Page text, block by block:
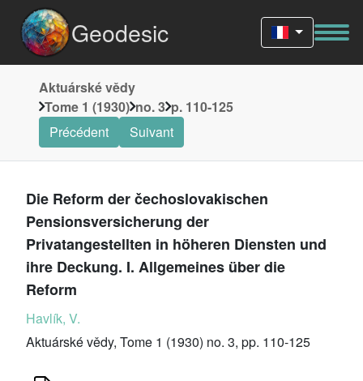
Geodesic
Aktuárské vědy
Tome 1 (1930) no. 3 p. 110-125
Précédent
Suivant
Die Reform der čechoslovakischen
Pensionsversicherung der
Privatangestellten in höheren Diensten und
ihre Deckung. I. Allgemeines über die
Reform
Havlík, V.
Aktuárské vědy, Tome 1 (1930) no. 3, pp. 110-125